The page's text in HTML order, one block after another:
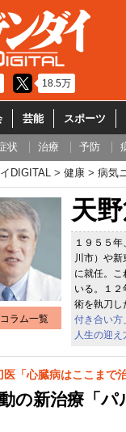
18.5万
芸能 スポーツ
状 治療 予防
DIGITAL 健康 病気
ラム一覧
天
１９５５
川市）や
に就任。
いる。１
術を執刀し
付き合い方
人生の迎え
医「心臓病はここまで
の新治療「